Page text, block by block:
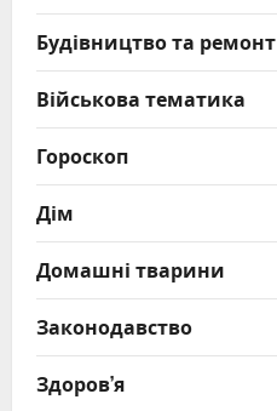
Будівництво та ремонт
Військова тематика
Гороскоп
Дім
Домашні тварини
Законодавство
Здоров’я